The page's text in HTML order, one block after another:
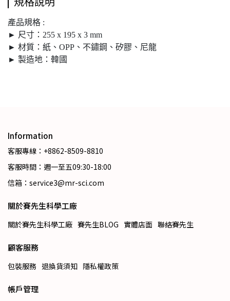
產品規格 :
► 尺寸：255 x 195 x 3 mm
► 材質：紙、OPP、不鏽鋼、矽膠、尼龍
► 製造地：韓國
Information
客服專線：+8862-8509-8810
客服時間：週一至五09:30-18:00
信箱：service3@mr-sci.com
關於賽先生科學工廠
關於賽先生科學工廠 賽先生BLOG 實體店面 聯絡賽先生
顧客服務
包裝服務 退換貨須知 隱私權政策
帳戶管理